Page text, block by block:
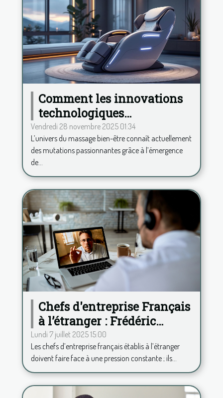
Comment les innovations
technologiques
transforment-elles le
secteur du massage bien-
être ?
Vendredi 28 novembre 2025 01:34
L’univers du massage bien-être connaît actuellement
des mutations passionnantes grâce à l’émergence
de...
Chefs d'entreprise Français
à l’étranger : Frédéric
Duplessy propose une
analyse psy à distance
Lundi 7 juillet 2025 15:00
Les chefs d’entreprise français établis à l’étranger
doivent faire face à une pression constante ; ils...